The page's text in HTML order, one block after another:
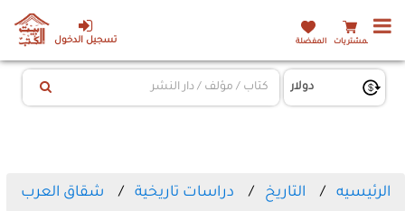
تسجيل الدخول المشتريات المفضلة
الرئيسيه التاريخ دراسات تاريخية شقاق العرب